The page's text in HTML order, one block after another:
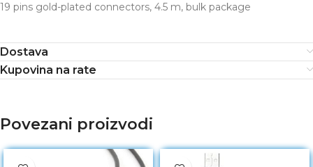
19 pins gold-plated connectors, 4.5 m, bulk package
Dostava
Kupovina na rate
Povezani proizvodi